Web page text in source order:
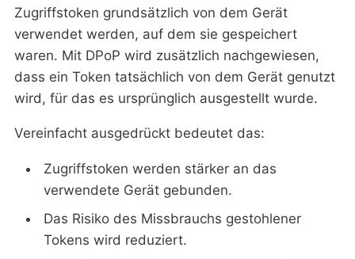
Zugriffstoken grundsätzlich von dem Gerät
verwendet werden, auf dem sie gespeichert
waren. Mit DPoP wird zusätzlich nachgewiesen,
dass ein Token tatsächlich von dem Gerät genutzt
wird, für das es ursprünglich ausgestellt wurde.
Vereinfacht ausgedrückt bedeutet das:
Zugriffstoken werden stärker an das
verwendete Gerät gebunden.
Das Risiko des Missbrauchs gestohlener
Tokens wird reduziert.